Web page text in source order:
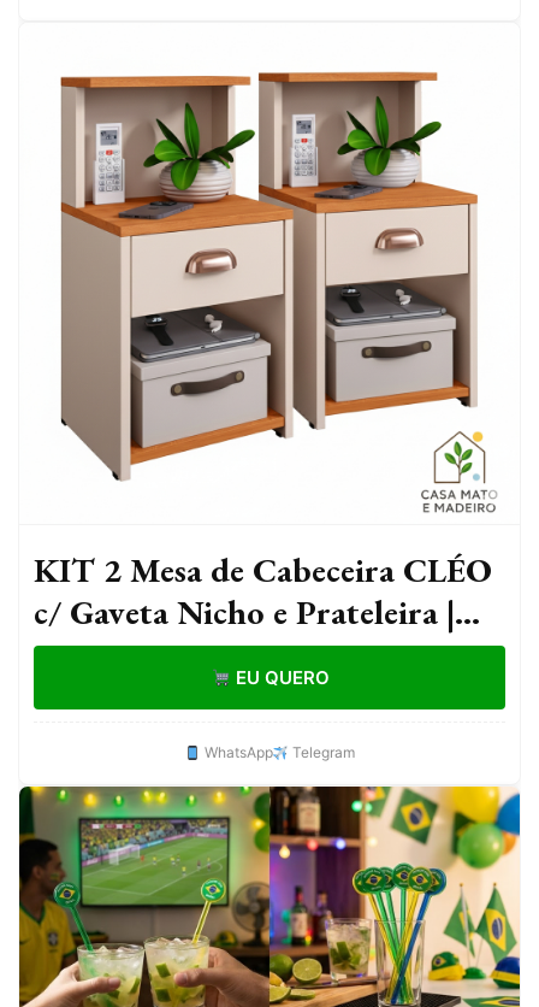
KIT 2 Mesa de Cabeceira CLÉO
c/ Gaveta Nicho e Prateleira |
Apoio Lateral Quarto Casal
EU QUERO
WhatsApp Telegram